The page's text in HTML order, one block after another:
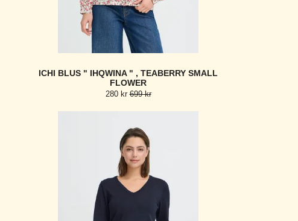
ICHI BLUS " IHQWINA " , TEABERRY SMALL
FLOWER
280 kr699 kr